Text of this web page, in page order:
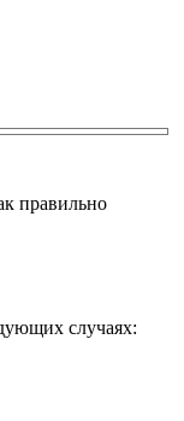
правильно
случаях: